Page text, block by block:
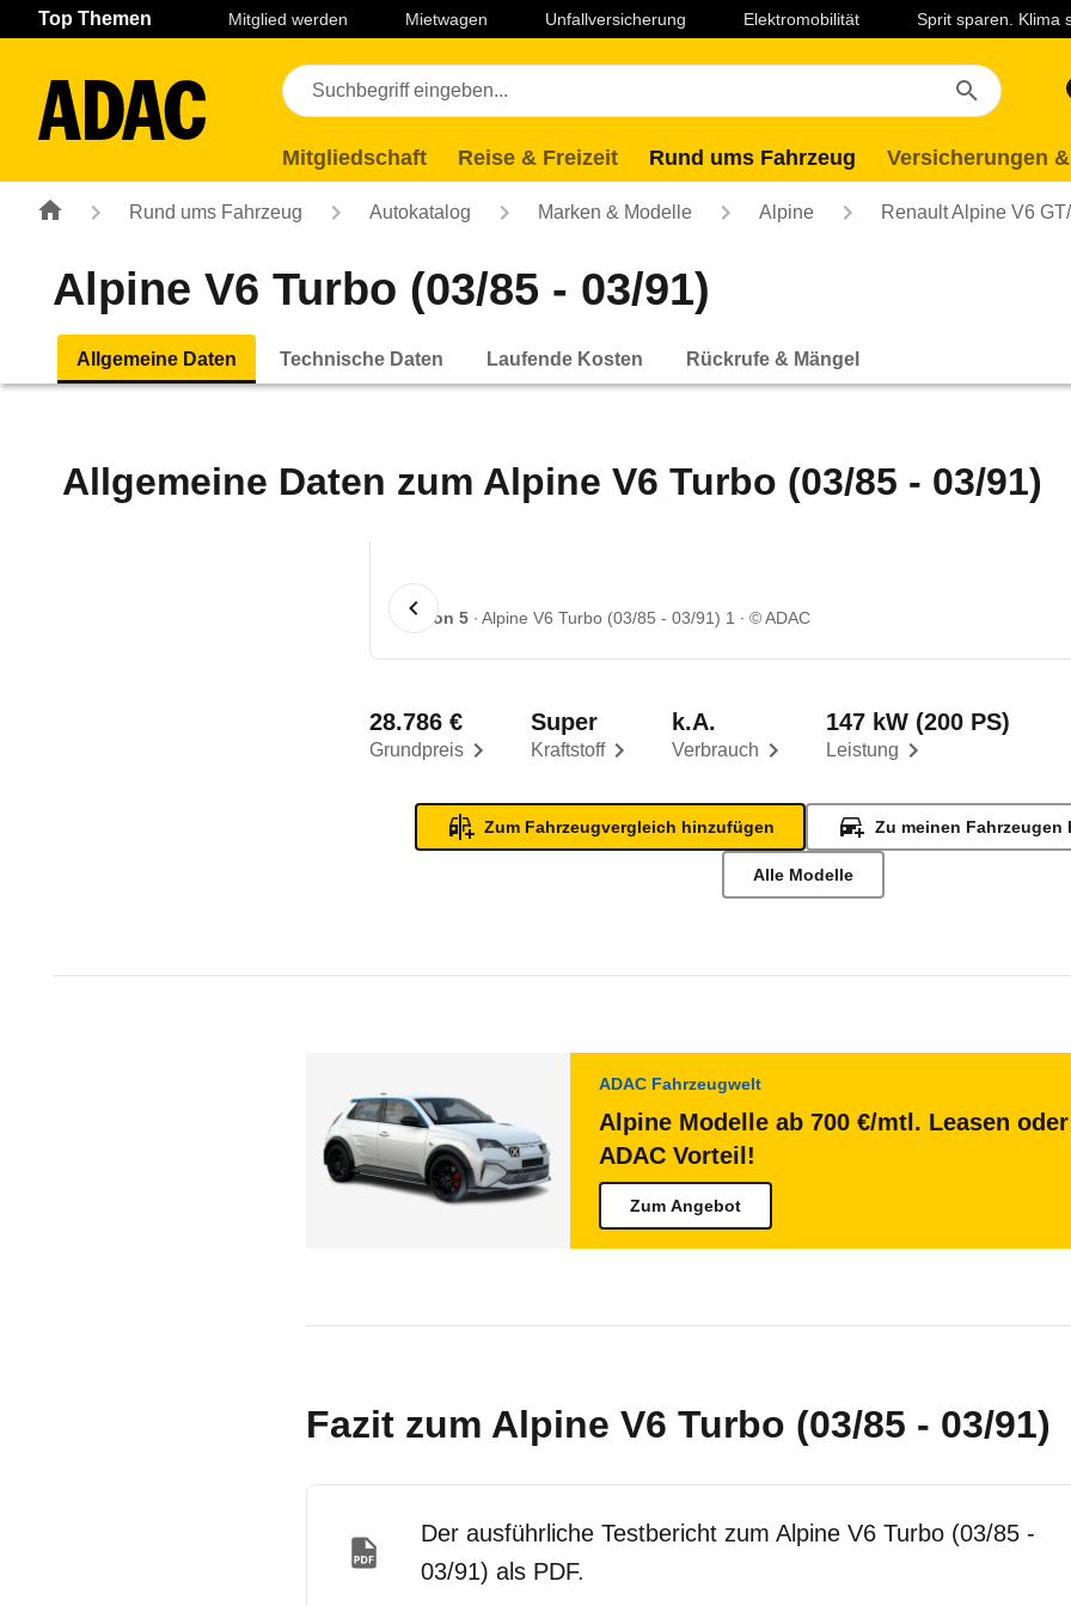
Navigation Seiteninhalt Fußzeile
Top Themen Mitglied werden Mietwagen Unfallversicherung Elektromobilität Sprit sparen. Klima
Mitgliedschaft Reise & Freizeit Rund ums Fahrzeug Versicherungen
Rund ums Fahrzeug Autokatalog Marken & Modelle Alpine Renault Alpine V6
Alpine V6 Turbo (03/85 - 03/91)
Allgemeine Daten Technische Daten Laufende Kosten Rückrufe & Mängel
Allgemeine Daten zum Alpine V6 Turbo (03/85 - 03/91)
1 von 5 Alpine V6 Turbo (03/85 - 03/91) 1 © ADAC
Grundpreis
28.786 €
Kraftstoff
Super
Verbrauch
k.A.
Leistung
147 kW (200 PS)
Zum Fahrzeugvergleich hinzufügen Zu meinen Fahrzeugen
Alle Modelle
ADAC Fahrzeugwelt
Alpine Modelle ab 700 €/mtl. Leasen
ADAC Vorteil!
Zum Angebot
Fazit zum Alpine V6 Turbo (03/85 - 03/91)
Der ausführliche Testbericht zum Alpine V6 Turbo (03/85 -
03/91) als PDF.